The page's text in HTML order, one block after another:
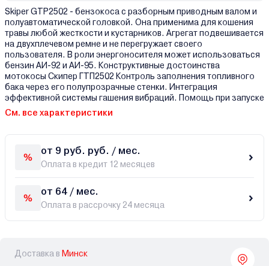
Skiper GTP2502 - бензокоса с разборным приводным валом и
полуавтоматической головкой. Она применима для кошения
травы любой жесткости и кустарников. Агрегат подвешивается
на двухплечевом ремне и не перегружает своего
пользователя. В роли энергоносителя может использоваться
бензин АИ-92 и АИ-95. Конструктивные достоинства
мотокосы Скипер ГТП2502 Контроль заполнения топливного
бака через его полупрозрачные стенки. Интеграция
эффективной системы гашения вибраций. Помощь при запуске
См. все характеристики
от 9 руб. руб. / мес.
Оплата в кредит 12 месяцев
от 64 / мес.
Оплата в рассрочку 24 месяца
Доставка в Минск